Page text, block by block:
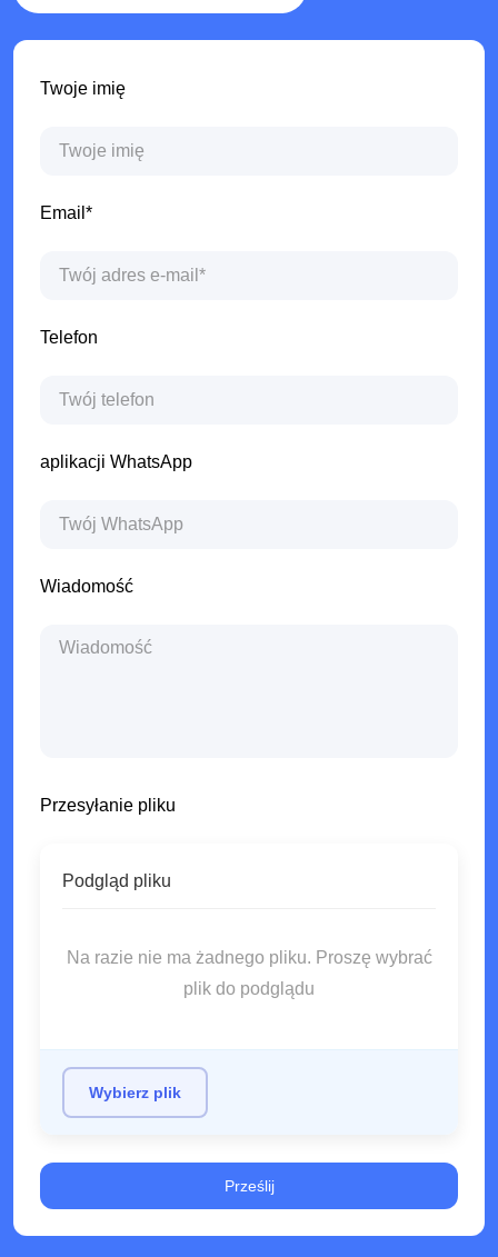
Twoje imię
Email*
Telefon
aplikacji WhatsApp
Wiadomość
Przesyłanie pliku
Podgląd pliku
Na razie nie ma żadnego pliku. Proszę wybrać
plik do podglądu
Wybierz plik